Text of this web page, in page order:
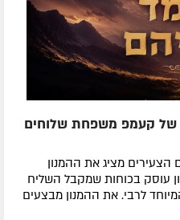
של קעמפ משפחת שלוחים
מציג את ההמנון
עוסק בכוחות שמקבל השליח
לרבי. את ההמנון מבצעים